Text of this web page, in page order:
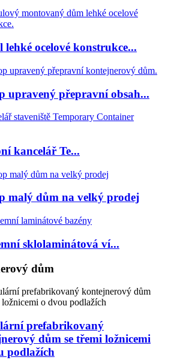
lehké ocelové konstrukce...
upravený přepravní obsah...
kancelář Te...
malý dům na velký prodej
sklolaminátová ví...
dům
prefabrikovaný
dům se třemi ložnicemi
podlažích